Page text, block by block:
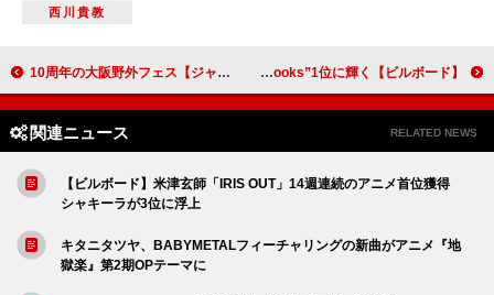
西川貴教
10周年の大阪野外フェス【ジャイガ】史上初の4日間開催 スピンオフイベント【THE BONDS】など同時解禁 【ビルボード】柚木麻子『BUTTER』が“Heisei Books”1位に輝く
関連ニュース RELATED NEWS
【ビルボード】米津玄師「IRIS OUT」14週連続のアニメ首位獲得
シャキーラが3位に浮上
キタニタツヤ、BABYMETALフィーチャリングの新曲がアニメ『地
獄楽』第2期OPテーマに